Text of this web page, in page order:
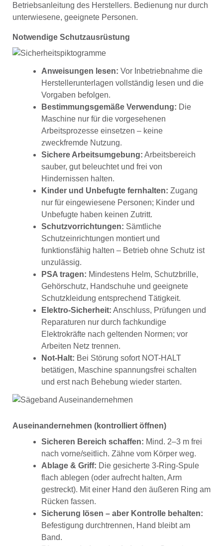
Betriebsanleitung des Herstellers. Bedienung nur durch
unterwiesene, geeignete Personen.
Notwendige Schutzausrüstung
Anweisungen lesen: Vor Inbetriebnahme die
Herstellerunterlagen vollständig lesen und die
Vorgaben befolgen.
Bestimmungsgemäße Verwendung: Die
Maschine nur für die vorgesehenen
Arbeitsprozesse einsetzen – keine
zweckfremde Nutzung.
Sichere Arbeitsumgebung: Arbeitsbereich
sauber, gut beleuchtet und frei von
Hindernissen halten.
Kinder und Unbefugte fernhalten: Zugang
nur für eingewiesene Personen; Kinder und
Unbefugte haben keinen Zutritt.
Schutzvorrichtungen: Sämtliche
Schutzeinrichtungen montiert und
funktionsfähig halten – Betrieb ohne Schutz ist
unzulässig.
PSA tragen: Mindestens Helm, Schutzbrille,
Gehörschutz, Handschuhe und geeignete
Schutzkleidung entsprechend Tätigkeit.
Elektro-Sicherheit: Anschluss, Prüfungen und
Reparaturen nur durch fachkundige
Elektrokräfte nach geltenden Normen; vor
Arbeiten Netz trennen.
Not-Halt: Bei Störung sofort NOT-HALT
betätigen, Maschine spannungsfrei schalten
und erst nach Behebung wieder starten.
Auseinandernehmen (kontrolliert öffnen)
Sicheren Bereich schaffen: Mind. 2–3 m frei
nach vorne/seitlich. Zähne vom Körper weg.
Ablage & Griff: Die gesicherte 3-Ring-Spule
flach ablegen (oder aufrecht halten, Arm
gestreckt). Mit einer Hand den äußeren Ring am
Rücken fassen.
Sicherung lösen – aber Kontrolle behalten:
Befestigung durchtrennen, Hand bleibt am
Band.